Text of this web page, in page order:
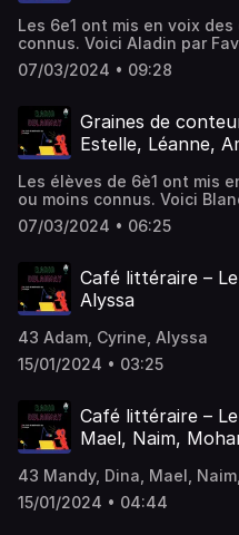
Les 6e1 ont mis en voix
connus. Voici Aladin par
07/03/2024 • 09:28
Graines de
Estelle, Léanne,
Les élèves de 6è1 ont mis
ou moins connus. Voici
Amandine
07/03/2024 • 06:25
Café littéraire –
Alyssa
43 Adam, Cyrine, Alyssa
15/01/2024 • 03:25
Café littéraire –
Mael, Naim,
43 Mandy, Dina, Mael,
15/01/2024 • 04:44